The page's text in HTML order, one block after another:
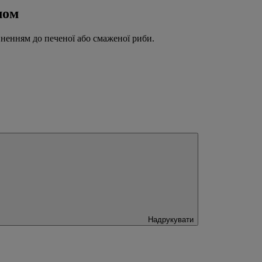
до печеної або смаженої риби.
Надрукувати